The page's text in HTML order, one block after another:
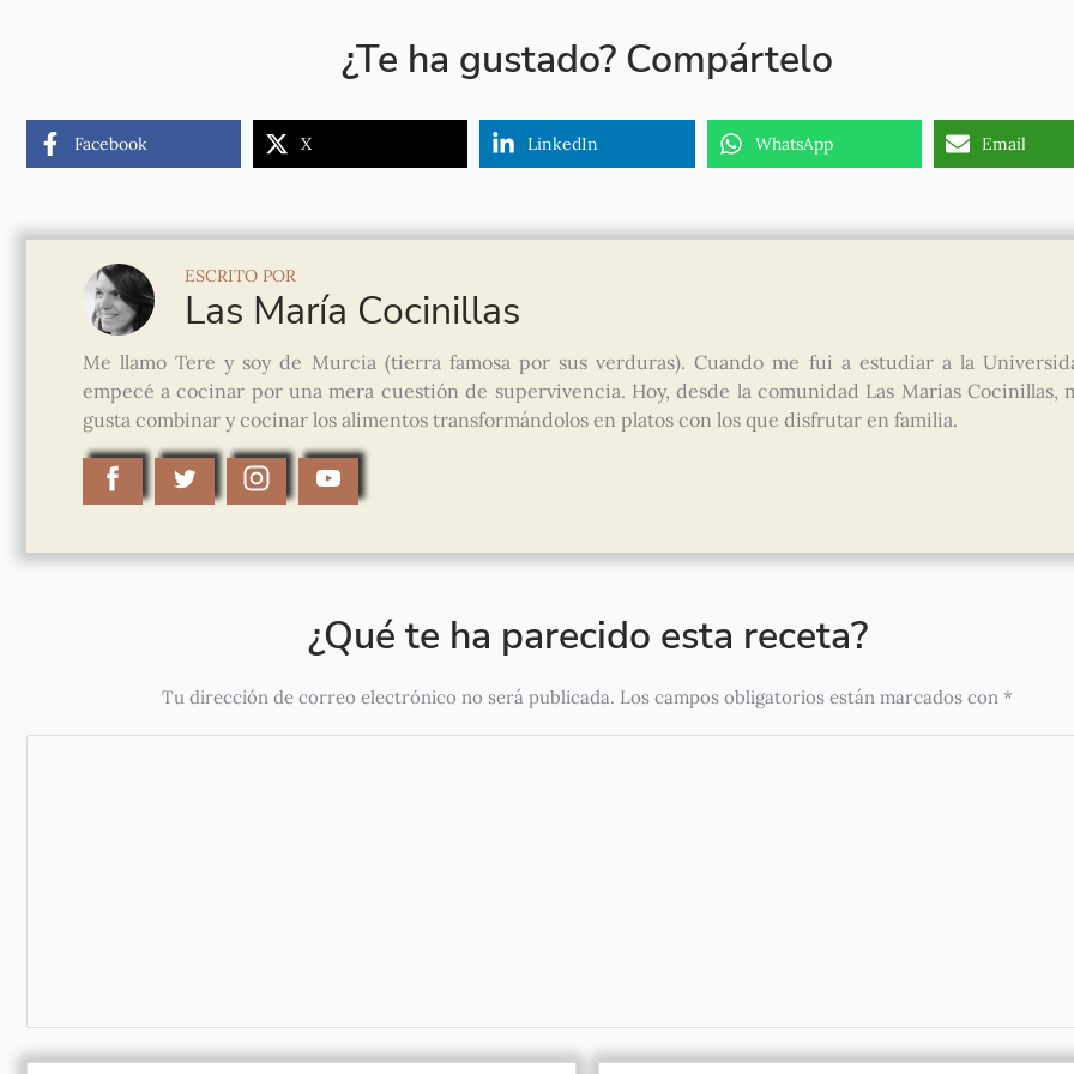
¿Te ha gustado? Compártelo
Facebook X LinkedIn WhatsApp Email
ESCRITO POR
Las María Cocinillas
Me llamo Tere y soy de Murcia (tierra famosa por sus verduras). Cuando me fui a estudiar a la
empecé a cocinar por una mera cuestión de supervivencia. Hoy, desde la comunidad Las Marías Cocinillas,
gusta combinar y cocinar los alimentos transformándolos en platos con los que disfrutar en familia.
¿Qué te ha parecido esta receta?
Tu dirección de correo electrónico no será publicada. Los campos obligatorios están marcados con *